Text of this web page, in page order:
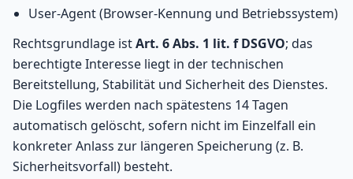
User-Agent (Browser-Kennung und Betriebssystem)
Rechtsgrundlage istArt. 6 Abs. 1 lit. f DSGVO; das
berechtigte Interesse liegt in der technischen
Bereitstellung, Stabilität und Sicherheit des Dienstes.
Die Logfiles werden nach spätestens 14 Tagen
automatisch gelöscht, sofern nicht im Einzelfall ein
konkreter Anlass zur längeren Speicherung (z. B.
Sicherheitsvorfall) besteht.